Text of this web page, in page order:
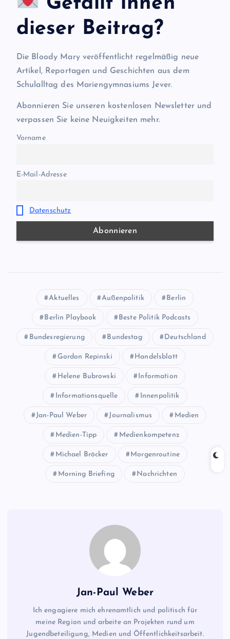
dieser Beitrag?
Die Bloody Mary veröffentlicht regelmäßig neue
Artikel, Reportagen und Geschichten aus dem
Schulalltag des Mariengymnasiums Jever.
Abonnieren Sie unseren kostenlosen Newsletter und
verpassen Sie keine Neuigkeiten mehr.
Vorname
E-Mail-Adresse
Datenschutz
Aktuelles Außenpolitik Berlin
Berlin Playbook Beste Politik Podcasts
Bundesregierung Bundestag Deutschland
Gordon Repinski Handelsblatt
Helene Bubrowski Information
Informationsquelle Innenpolitik
Jan-Paul Weber Journalismus Medien
Medien-Tipp Medienkompetenz
Michael Bröcker Morgenroutine
Morning Briefing Nachrichten
Jan-Paul Weber
Ich engagiere mich ehrenamtlich und politisch für
meine Region und arbeite an Projekten rund um
Jugendbeteiligung, Medien und Öffentlichkeitsarbeit.